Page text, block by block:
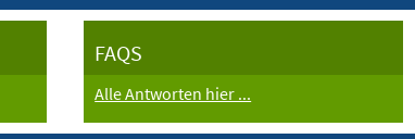
FAQS
Alle Antworten hier ...